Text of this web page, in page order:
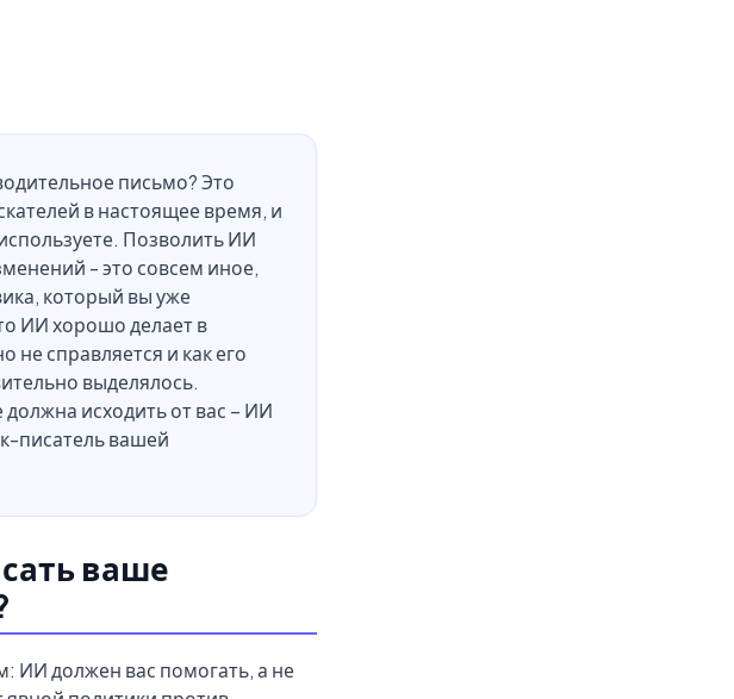
письмо? Это
в настоящее время, и
Позволить ИИ
- это совсем иное,
который вы уже
ИИ хорошо делает в
не справляется и как его
выделялось.
исходить от вас – ИИ
писатель вашей
ваше
ИИ должен вас помогать, а не